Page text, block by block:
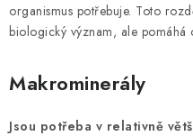
organismus potřebuje. Toto
biologický význam, ale pomáhá
Makrominerály
Jsou potřeba v relativně